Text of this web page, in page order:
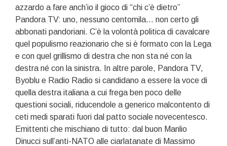
azzardo a fare anch’io il gioco di “chi c’è dietro”
Pandora TV: uno, nessuno centomila… non certo gli
abbonati pandoriani. C’è la volontà politica di cavalcare
quel populismo reazionario che si è formato con la Lega
e con quel grillismo di destra che non sta né con la
destra né con la sinistra. In altre parole, Pandora TV,
Byoblu e Radio Radio si candidano a essere la voce di
quella destra italiana a cui frega ben poco delle
questioni sociali, riducendole a generico malcontento di
ceti medi sparati fuori dal patto sociale novecentesco.
Emittenti che mischiano di tutto: dal buon Manlio
Dinucci sull’anti-NATO alle ciarlatanate di Massimo